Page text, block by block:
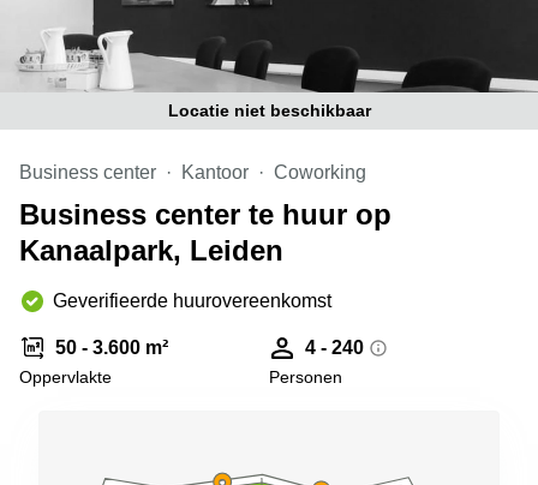
Coworking
space
Breda
Coworking
in Arnhem
Coworking
Hilversum
Coworking
space
Zwolle
Locatie niet beschikbaar
Business center Kantoor Coworking
Business center te huur op
Kanaalpark, Leiden
Geverifieerde huurovereenkomst
50 - 3.600 m²
Oppervlakte
4 - 240
Personen